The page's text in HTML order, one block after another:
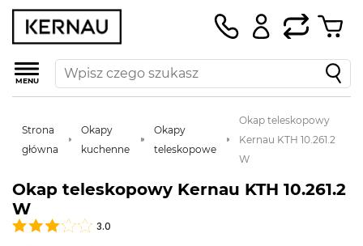
MENU
Strona
główna
Okapy
kuchenne
Okapy
teleskopowe
Okap teleskopowy
Kernau KTH 10.261.2
W
Okap teleskopowy Kernau KTH 10.261.2
W
3.0